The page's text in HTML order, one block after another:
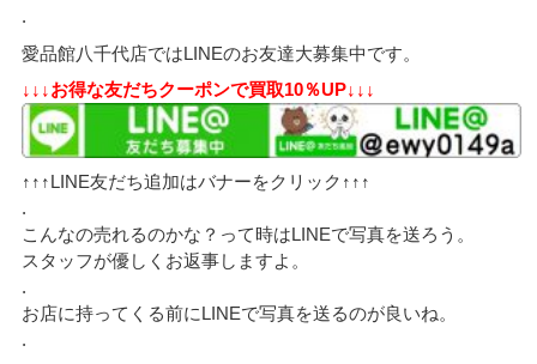
.
愛品館八千代店ではLINEのお友達大募集中です。
↓↓↓お得な友だちクーポンで買取10％UP↓↓↓
↑↑↑LINE友だち追加はバナーをクリック↑↑↑
.
こんなの売れるのかな？って時はLINEで写真を送ろう。
スタッフが優しくお返事しますよ。
.
お店に持ってくる前にLINEで写真を送るのが良いね。
.